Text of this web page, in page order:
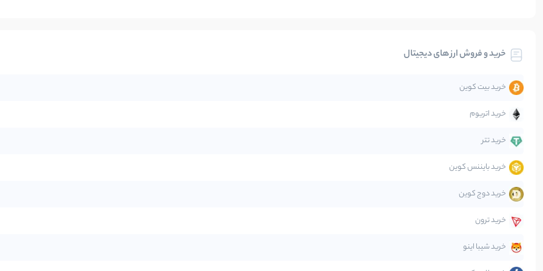
تحلیل
جهان
دیفای
صرافی‌ها
قانون‌گذاری
متاورس
خرید و فروش ارز های دیجیتال
خرید بیت کوین
خرید اتریوم
خرید تتر
خرید بایننس کوین
خرید دوج کوین
خرید ترون
خرید شیبا اینو